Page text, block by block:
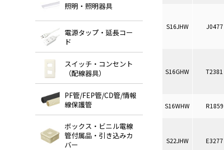
照明・照明器具
電源タップ・延長コー
ド
スイッチ・コンセント
（配線器具）
PF管/FEP管/CD管/情報
線保護管
ボックス・ビニル電線
管付属品・引き込みカ
バー
S16JHW J0477
S16GHW T2381
S16WHW R1859
S22JHW E3277